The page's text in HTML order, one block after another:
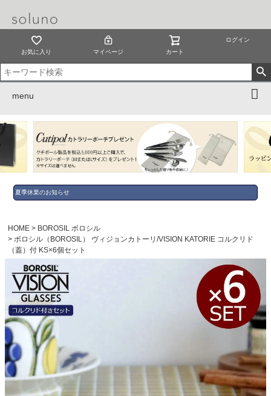
お気に入り マイページ カート
ログイン
menu
夏季休業のお知らせ
HOME
BOROSIL ボロシル
ボロシル（BOROSIL） ヴィジョンカトーリ/VISION KATORIE コルクリド
（蓋）付 KS×6個セット